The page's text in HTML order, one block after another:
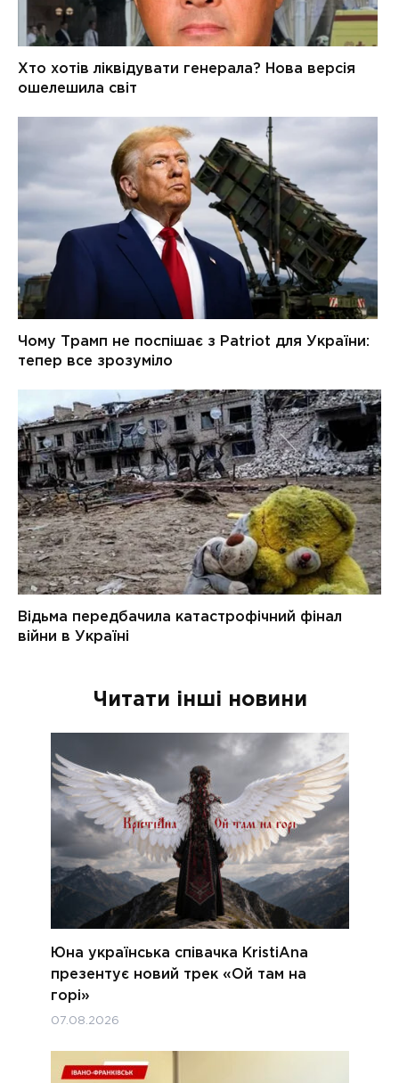
Читати інші новини
Юна українська співачка KristiAna
презентує новий трек «Ой там на
горі»
07.08.2026